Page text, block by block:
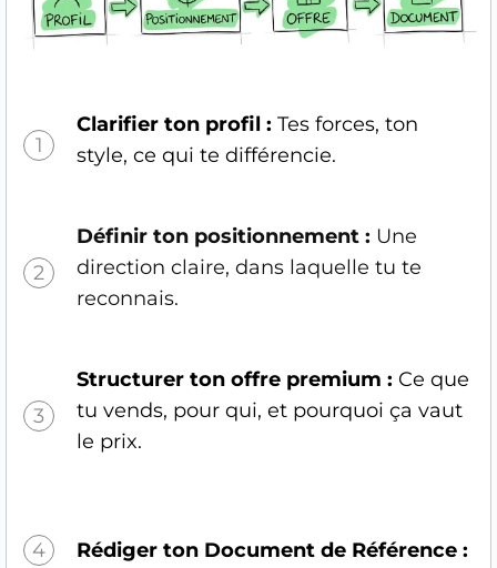
1
Clarifier ton profil : Tes forces, ton
style, ce qui te différencie.
2
Définir ton positionnement : Une
direction claire, dans laquelle tu te
reconnais.
3
Structurer ton offre premium : Ce que
tu vends, pour qui, et pourquoi ça vaut
le prix.
4
Rédiger ton Document de Référence :